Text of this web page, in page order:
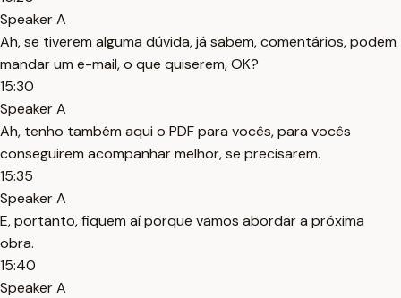
Speaker A
Ah, se tiverem alguma dúvida, já sabem, comentários, podem
mandar um e-mail, o que quiserem, OK?
15:30
Speaker A
Ah, tenho também aqui o PDF para vocês, para vocês
conseguirem acompanhar melhor, se precisarem.
15:35
Speaker A
E, portanto, fiquem aí porque vamos abordar a próxima
obra.
15:40
Speaker A